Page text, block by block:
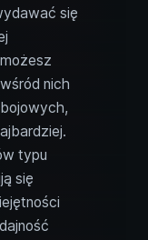
się
nich
typu
się